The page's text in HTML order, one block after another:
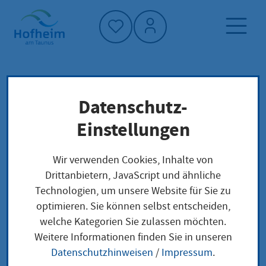
Startseite"
Neuigkeiten und Ausschreibungen
1. Taunus Buchmesse
1. Taunus Buchmesse
Samstag, 19.
| ab
| Stadthalle Hofheim
Datenschutz-
Einstellungen
Wir verwenden Cookies, Inhalte von
Drittanbietern, JavaScript und ähnliche
Technologien, um unsere Website für Sie zu
optimieren. Sie können selbst entscheiden,
welche Kategorien Sie zulassen möchten.
Weitere Informationen finden Sie in unseren
Datenschutzhinweisen / Impressum.